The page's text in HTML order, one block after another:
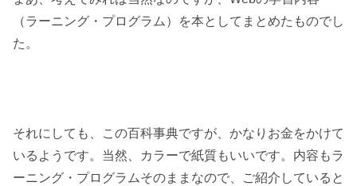
（ラーニング・プログラム）を本としてまとめたものでし
た。
それにしても、この百科事典ですが、かなりお金をかけて
いるようです。当然、カラーで紙質もいいです。内容もラ
ーニング・プログラムそのままなので、ご紹介していると